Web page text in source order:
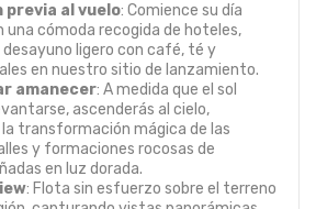
previa al vuelo: Comience su día
una cómoda recogida de hoteles,
desayuno ligero con café, té y
en nuestro sitio de lanzamiento.
amanecer: A medida que el sol
ascenderás al cielo,
transformación mágica de las
y formaciones rocosas de
en luz dorada.
: Flota sin esfuerzo sobre el terreno